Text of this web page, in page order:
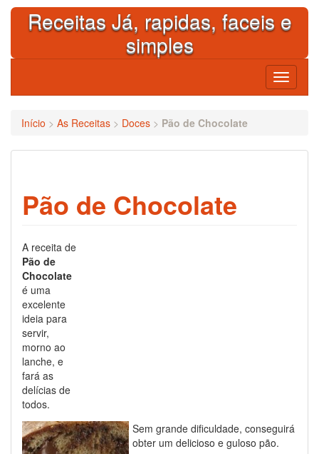
Skip
contentReceitas Já, rapidas, faceis e
simples
Toggle
Início > As Receitas > Doces > Pão de Chocolate
Pão de Chocolate
A receita de
Pão de
Chocolate
é uma
excelente
ideia para
servir,
morno ao
lanche, e
fará as
delícias de
todos.
Sem grande dificuldade, conseguirá
obter um delicioso e guloso pão.